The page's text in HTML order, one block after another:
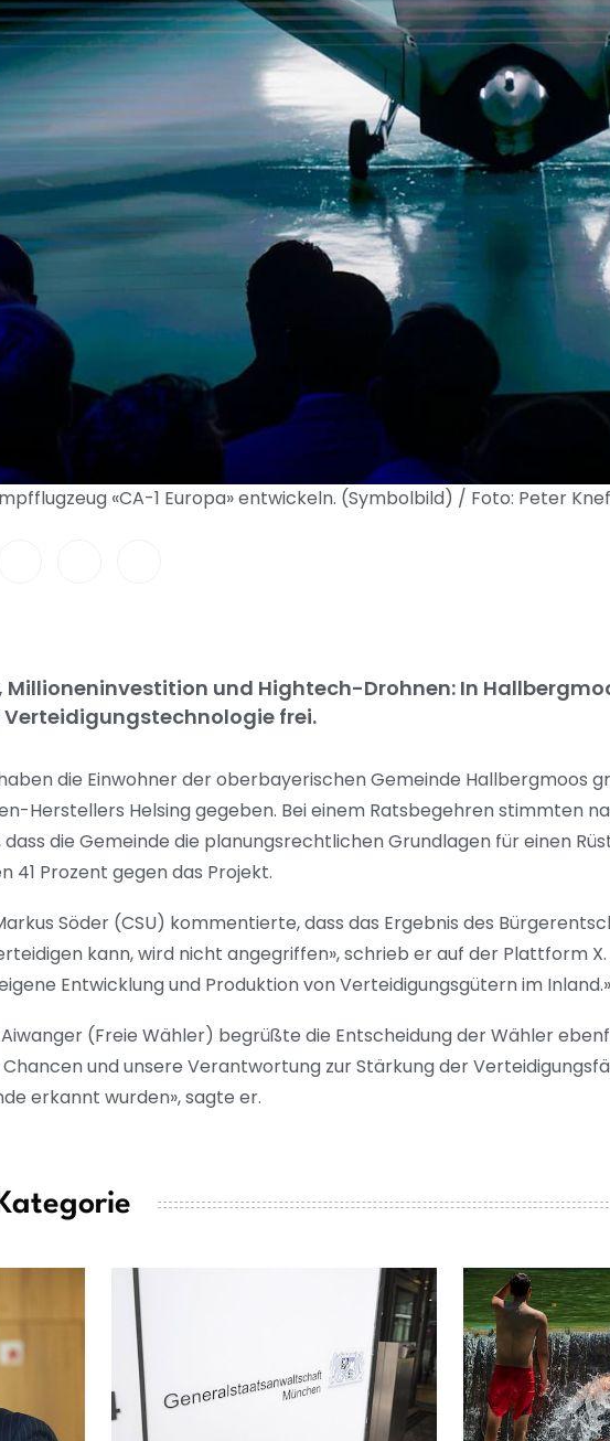
«CA-1 Europa» entwickeln. (Symbolbild) / Foto: Peter
Millioneninvestition und Hightech-Drohnen: In
Verteidigungstechnologie frei.
die Einwohner der oberbayerischen Gemeinde Hallbergmoos
Herstellers Helsing gegeben. Bei einem Ratsbegehren stimmten
die Gemeinde die planungsrechtlichen Grundlagen für einen
41 Prozent gegen das Projekt.
Söder (CSU) kommentierte, dass das Ergebnis des
kann, wird nicht angegriffen», schrieb er auf der Plattform
Entwicklung und Produktion von Verteidigungsgütern im Inland.»
(Freie Wähler) begrüßte die Entscheidung der Wähler
und unsere Verantwortung zur Stärkung der
erkannt wurden», sagte er.